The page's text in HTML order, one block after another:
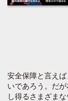
安全保障と言え
いであろう。だ
し得るさまざま